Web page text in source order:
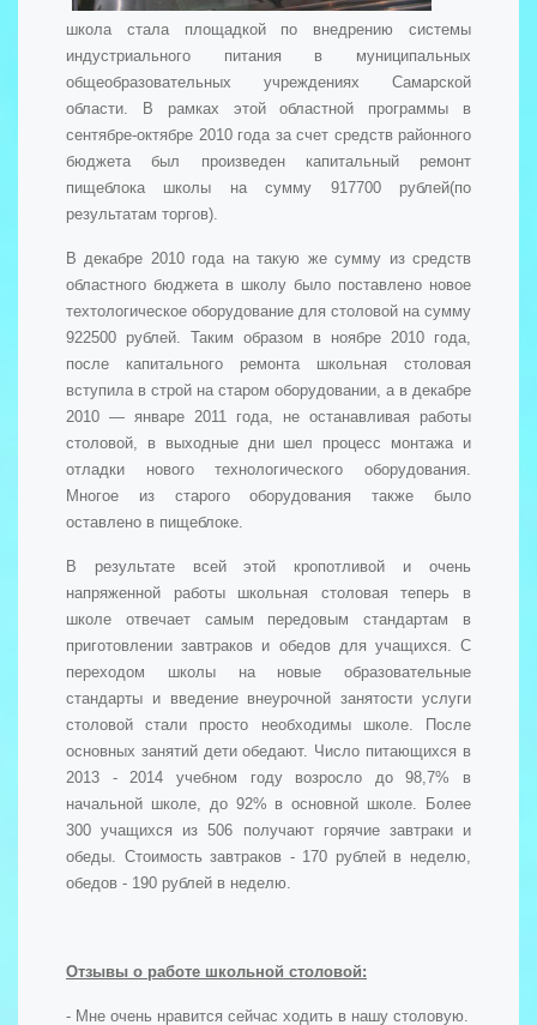
школа стала площадкой по внедрению системы
индустриального питания в муниципальных
общеобразовательных учреждениях Самарской
области. В рамках этой областной программы в
сентябре-октябре 2010 года за счет средств районного
бюджета был произведен капитальный ремонт
пищеблока школы на сумму 917700 рублей(по
результатам торгов).
В декабре 2010 года на такую же сумму из средств
областного бюджета в школу было поставлено новое
техтологическое оборудование для столовой на сумму
922500 рублей. Таким образом в ноябре 2010 года,
после капитального ремонта школьная столовая
вступила в строй на старом оборудовании, а в декабре
2010 — январе 2011 года, не останавливая работы
столовой, в выходные дни шел процесс монтажа и
отладки нового технологического оборудования.
Многое из старого оборудования также было
оставлено в пищеблоке.
В результате всей этой кропотливой и очень
напряженной работы школьная столовая теперь в
школе отвечает самым передовым стандартам в
приготовлении завтраков и обедов для учащихся. С
переходом школы на новые образовательные
стандарты и введение внеурочной занятости услуги
столовой стали просто необходимы школе. После
основных занятий дети обедают. Число питающихся в
2013 - 2014 учебном году возросло до 98,7% в
начальной школе, до 92% в основной школе. Более
300 учащихся из 506 получают горячие завтраки и
обеды. Стоимость завтраков - 170 рублей в неделю,
обедов - 190 рублей в неделю.
Отзывы о работе школьной столовой:
- Мне очень нравится сейчас ходить в нашу столовую.